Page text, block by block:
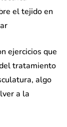
el tejido en
ejercicios que
tratamiento
algo
a la